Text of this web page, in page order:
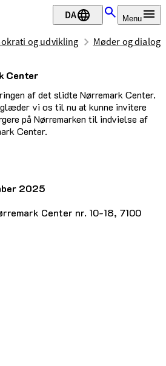
DA Menu
og udvikling Møder og dialog
Center
af det slidte Nørremark Center.
vi os til nu at kunne invitere
på Nørremarken til indvielse af
Center.
2025
2025
Center nr. 10-18, 7100